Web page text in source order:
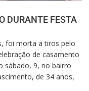
DURANTE FESTA
foi morta a tiros pelo
de casamento
sábado, 9, no bairro
de 34 anos,